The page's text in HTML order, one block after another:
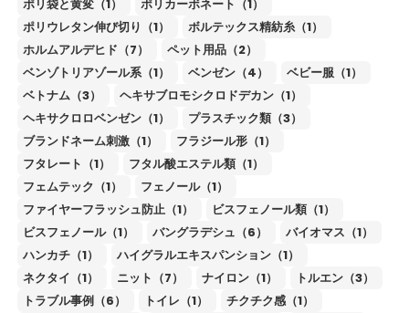
ポリ袋と黄変（1）
ポリカーボネート（1）
ポリウレタン伸び切り（1）
ボルテックス精紡糸（1）
ホルムアルデヒド（7）
ペット用品（2）
ベンゾトリアゾール系（1）
ベンゼン（4）
ベビー服（1）
ベトナム（3）
ヘキサブロモシクロドデカン（1）
ヘキサクロロベンゼン（1）
プラスチック類（3）
ブランドネーム刺激（1）
フラジール形（1）
フタレート（1）
フタル酸エステル類（1）
フェムテック（1）
フェノール（1）
ファイヤーフラッシュ防止（1）
ビスフェノール類（1）
ビスフェノール（1）
バングラデシュ（6）
バイオマス（1）
ハンカチ（1）
ハイグラルエキスパンション（1）
ネクタイ（1）
ニット（7） ナイロン（1）
トルエン（3）
トラブル事例（6）
トイレ（1）
チクチク感（1）